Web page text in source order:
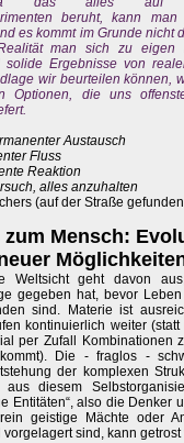
beruht, kann
es kommt im Grunde nicht
man sich zu eigen
solide Ergebnisse von
wir beurteilen können,
Optionen, die uns
Austausch
Fluss
Reaktion
alles anzuhalten
(auf der Straße
zum Mensch:
Weltsicht geht davon
gegeben hat, bevor
sind. Materie ist
kontinuierlich weiter
per Zufall Kombinationen
Die - fraglos -
der komplexen
diesem
Entitäten“, also die Denker
geistige Mächte oder
sind, kann getrost